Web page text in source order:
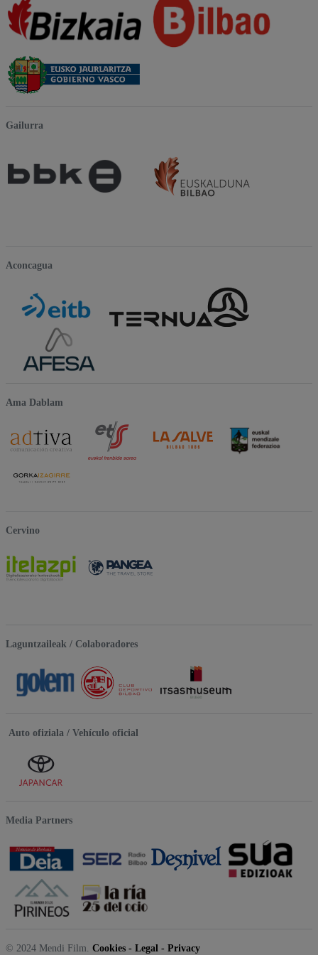
Gailurra
Aconcagua
Ama Dablam
Cervino
Laguntzaileak / Colaboradores
Auto ofiziala / Vehículo oficial
Media Partners
© 2024 Mendi Film. Cookies - Legal - Privacy